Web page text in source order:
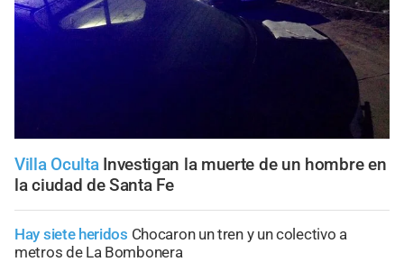
Villa Oculta Investigan la muerte de un hombre en
la ciudad de Santa Fe
Hay siete heridos Chocaron un tren y un colectivo a
metros de La Bombonera